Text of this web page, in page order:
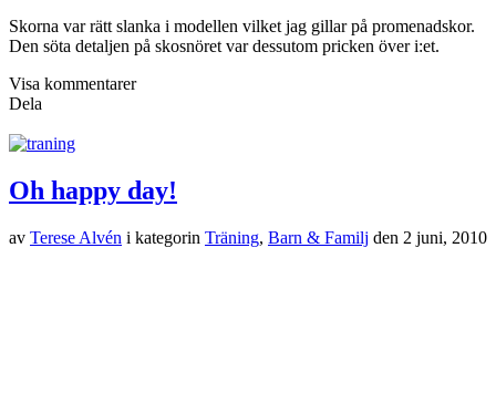
Skorna var rätt slanka i modellen vilket jag gillar på promenadskor.
Den söta detaljen på skosnöret var dessutom pricken över i:et.
Visa kommentarer
Dela
Oh happy day!
av Terese Alvén i kategorin Träning, Barn & Familj den 2 juni, 2010